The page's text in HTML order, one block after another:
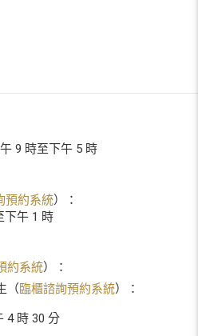
9 時至下午 5 時
預約系統）：
下午 1 時
約系統）：
（臨櫃諮詢預約系統）：
4 時 30 分